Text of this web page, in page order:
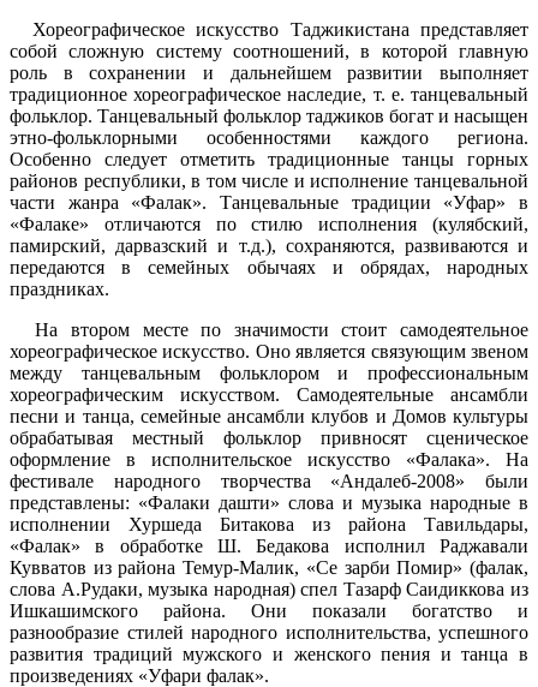
Хореографическое искусство Таджикистана представляет
собой сложную систему соотношений, в которой главную
роль в сохранении и дальнейшем развитии выполняет
традиционное хореографическое наследие, т. е. танцевальный
фольклор. Танцевальный фольклор таджиков богат и насыщен
этно-фольклорными особенностями каждого региона.
Особенно следует отметить традиционные танцы горных
районов республики, в том числе и исполнение танцевальной
части жанра «Фалак». Танцевальные традиции «Уфар» в
«Фалаке» отличаются по стилю исполнения (кулябский,
памирский, дарвазский и т.д.), сохраняются, развиваются и
передаются в семейных обычаях и обрядах, народных
праздниках.
На втором месте по значимости стоит самодеятельное
хореографическое искусство. Оно является связующим звеном
между танцевальным фольклором и профессиональным
хореографическим искусством. Самодеятельные ансамбли
песни и танца, семейные ансамбли клубов и Домов культуры
обрабатывая местный фольклор привносят сценическое
оформление в исполнительское искусство «Фалака». На
фестивале народного творчества «Андалеб-2008» были
представлены: «Фалаки дашти» слова и музыка народные в
исполнении Хуршеда Битакова из района Тавильдары,
«Фалак» в обработке Ш. Бедакова исполнил Раджавали
Кувватов из района Темур-Малик, «Се зарби Помир» (фалак,
слова А.Рудаки, музыка народная) спел Тазарф Саидиккова из
Ишкашимского района. Они показали богатство и
разнообразие стилей народного исполнительства, успешного
развития традиций мужского и женского пения и танца в
произведениях «Уфари фалак».